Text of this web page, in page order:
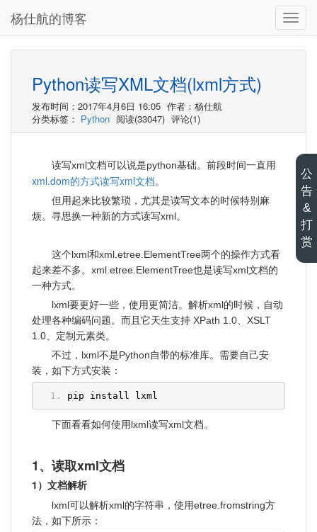
切
换
导
杨仕航的博客
Python读写XML文档(lxml方式)
发布时间：2017年4月6日 16:05 作者：杨仕航
分类标签： Python 阅读(33047) 评论(1)
读写xml文档可以说是python基础。前段时间一直用
xml.dom的方式读写xml文档。
但用起来比较繁琐，尤其是读写文本的时候特别麻
烦。寻思换一种新的方式读写xml。
这个lxml和xml.etree.ElementTree两个的操作方式看
起来差不多。xml.etree.ElementTree也是读写xml文档的
一种方式。
lxml要更好一些，使用更简洁。解析xml的时候，自动
处理各种编码问题。而且它天生支持 XPath 1.0、XSLT
1.0、定制元素类。
不过，lxml不是Python自带的标准库。需要自己安
装，如下方式安装：
pip install lxml
下面看看如何使用lxml读写xml文档。
1、读取xml文档
1）文档解析
lxml可以解析xml的字符串，使用etree.fromstring方
法，如下所示：
公
告
&
打
赏